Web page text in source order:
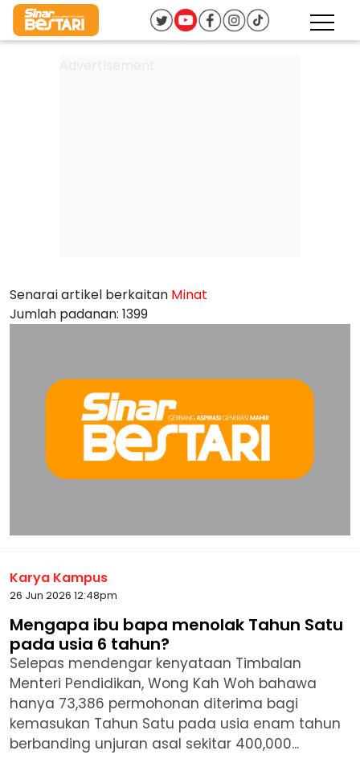
Senarai artikel berkaitan Minat
Jumlah padanan: 1399
Karya Kampus
26 Jun 2026 12:48pm
Mengapa ibu bapa menolak Tahun Satu
pada usia 6 tahun?
Selepas mendengar kenyataan Timbalan
Menteri Pendidikan, Wong Kah Woh bahawa
hanya 73,386 permohonan diterima bagi
kemasukan Tahun Satu pada usia enam tahun
berbanding unjuran asal sekitar 400,000...